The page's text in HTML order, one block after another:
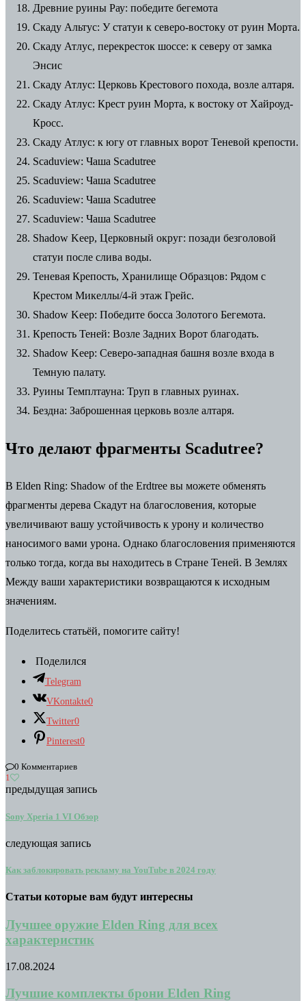
Древние руины Рау: победите бегемота
Скаду Альтус: У статуи к северо-востоку от руин Морта.
Скаду Атлус, перекресток шоссе: к северу от замка
Энсис
Скаду Атлус: Церковь Крестового похода, возле алтаря.
Скаду Атлус: Крест руин Морта, к востоку от Хайроуд-
Кросс.
Скаду Атлус: к югу от главных ворот Теневой крепости.
Scaduview: Чаша Scadutree
Scaduview: Чаша Scadutree
Scaduview: Чаша Scadutree
Scaduview: Чаша Scadutree
Shadow Keep, Церковный округ: позади безголовой
статуи после слива воды.
Теневая Крепость, Хранилище Образцов: Рядом с
Крестом Микеллы/4-й этаж Грейс.
Shadow Keep: Победите босса Золотого Бегемота.
Крепость Теней: Возле Задних Ворот благодать.
Shadow Keep: Северо-западная башня возле входа в
Темную палату.
Руины Темплтауна: Труп в главных руинах.
Бездна: Заброшенная церковь возле алтаря.
Что делают фрагменты Scadutree?
В Elden Ring: Shadow of the Erdtree вы можете обменять
фрагменты дерева Скадут на благословения, которые
увеличивают вашу устойчивость к урону и количество
наносимого вами урона. Однако благословения применяются
только тогда, когда вы находитесь в Стране Теней. В Землях
Между ваши характеристики возвращаются к исходным
значениям.
Поделитесь статьёй, помогите сайту!
Поделился
Telegram
VKontakte0
Twitter0
Pinterest0
0 Комментариев
1
предыдущая запись
Sony Xperia 1 VI Обзор
следующая запись
Как заблокировать рекламу на YouTube в 2024 году
Статьи которые вам будут интересны
Лучшее оружие Elden Ring для всех
характеристик
17.08.2024
Лучшие комплекты брони Elden Ring